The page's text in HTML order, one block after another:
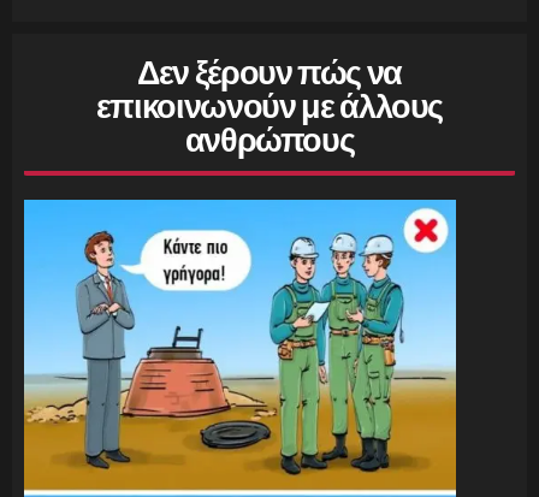
Δεν ξέρουν πώς να
επικοινωνούν με άλλους
ανθρώπους